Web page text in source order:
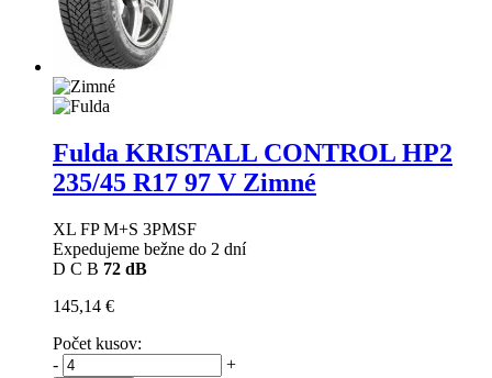
Fulda KRISTALL CONTROL HP2
235/45 R17 97 V Zimné
XL FP M+S 3PMSF
Expedujeme bežne do 2 dní
D C B 72 dB
145,14 €
Počet kusov:
-
+